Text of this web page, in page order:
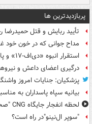
پربازدیدترین ها
تأیید ربایش و قتل حمیدرضا
مداح جوانی که در خون خود
استقرار انبوه «دی‌اف‑۱۷» و پایان عصر پدافند آمریکا +عکس
درگیری اعضای داعش و
پزشکیان: جنایات امروز
بیانیه سپاه پاسداران به
لحظه انفجار جایگاه CNG "صحنه" در دوربین مداربسته
"سوپر ال‌نینو"در راه است؟